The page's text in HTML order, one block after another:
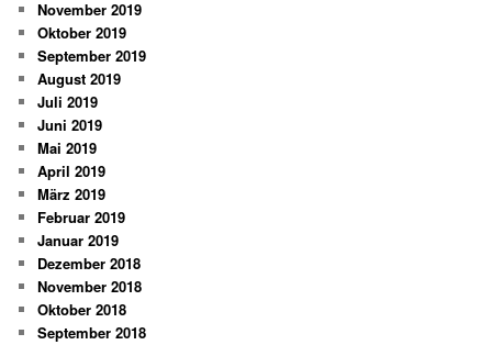
November 2019
Oktober 2019
September 2019
August 2019
Juli 2019
Juni 2019
Mai 2019
April 2019
März 2019
Februar 2019
Januar 2019
Dezember 2018
November 2018
Oktober 2018
September 2018